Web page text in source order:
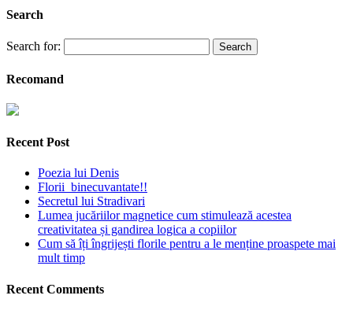
Search
Search for:
Recomand
Recent Post
Poezia lui Denis
Florii binecuvantate!!
Secretul lui Stradivari
Lumea jucăriilor magnetice cum stimulează acestea
creativitatea și gandirea logica a copiilor
Cum să îți îngrijești florile pentru a le menține proaspete mai
mult timp
Recent Comments